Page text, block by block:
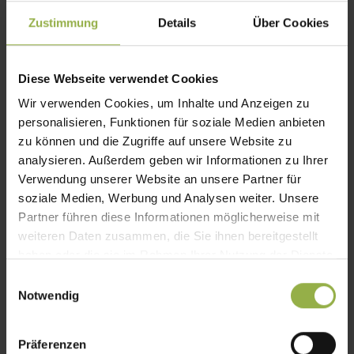
Zustimmung Details Über Cookies
Diese Webseite verwendet Cookies
Wir verwenden Cookies, um Inhalte und Anzeigen zu
personalisieren, Funktionen für soziale Medien anbieten
zu können und die Zugriffe auf unsere Website zu
analysieren. Außerdem geben wir Informationen zu Ihrer
Verwendung unserer Website an unsere Partner für
soziale Medien, Werbung und Analysen weiter. Unsere
Partner führen diese Informationen möglicherweise mit
weiteren Daten zusammen, die Sie ihnen bereitgestellt
Notwendig
Präferenzen
Integrierbare Lösungen:
Fügt sich
harmonisch in Sonnenschutzsysteme
Sie interessieren sich für unseren
Sonnenschutz?
Schauen Sie sich doch unsere vielfältigen
Lösungen für den Garten an – sicher ist auch
Sonnenschutz-Produkte im Überblick